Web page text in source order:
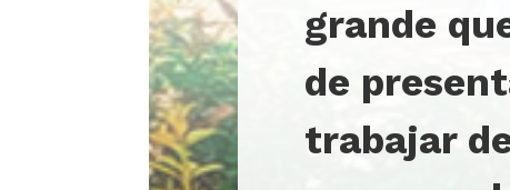
grande
de
trabajar